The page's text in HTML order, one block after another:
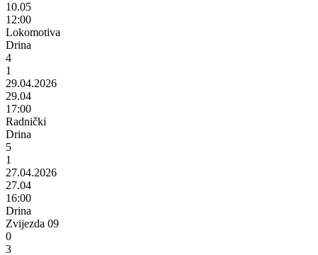
10.05
12:00
Lokomotiva
Drina
4
1
29.04.2026
29.04
17:00
Radnički
Drina
5
1
27.04.2026
27.04
16:00
Drina
Zvijezda 09
0
3